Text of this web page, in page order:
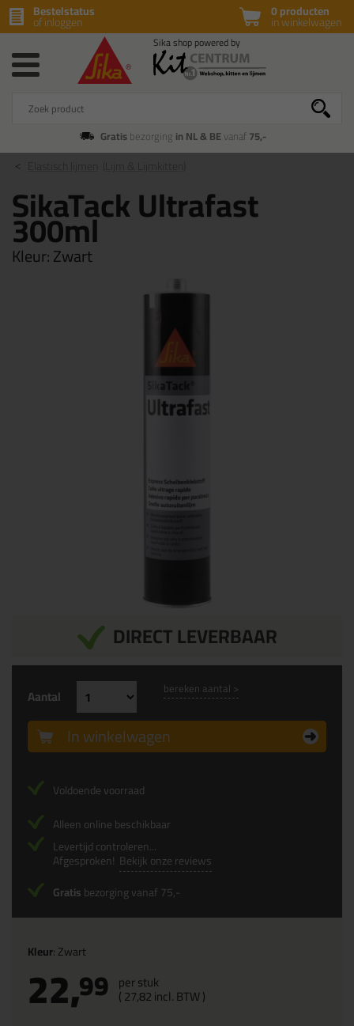
0 producten
in winkelwagen
Bestelstatus
of inloggen
Gratisbezorging in NL & BEvanaf75,-
SikaTack Ultrafast
300ml
Kleur:Zwart
DIRECT LEVERBAAR
Kleur: Zwart
22,99 per stuk
(27,82incl. BTW )
Aantal bereken aantal >
In winkelwagen
Voldoende voorraad
Alleen online beschikbaar
Levertijd controleren...
Afgesproken! Bekijk onze reviews
Gratisbezorging vanaf 75,-